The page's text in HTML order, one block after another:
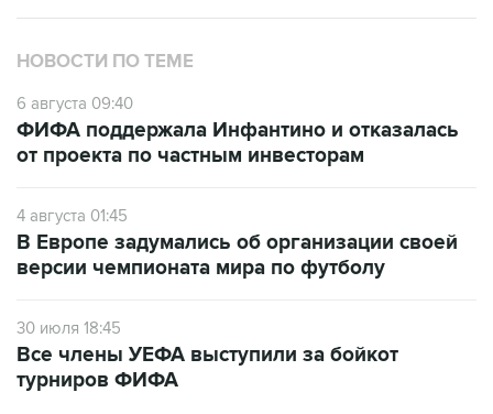
НОВОСТИ ПО ТЕМЕ
6 августа 09:40
ФИФА поддержала Инфантино и отказалась
от проекта по частным инвесторам
4 августа 01:45
В Европе задумались об организации своей
версии чемпионата мира по футболу
30 июля 18:45
Все члены УЕФА выступили за бойкот
турниров ФИФА